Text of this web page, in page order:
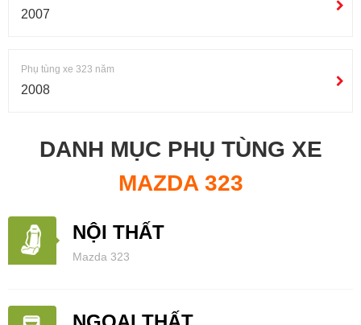
2007
Phụ tùng xe 323 năm
2008
DANH MỤC PHỤ TÙNG XE
MAZDA 323
NỘI THẤT
Mazda 323